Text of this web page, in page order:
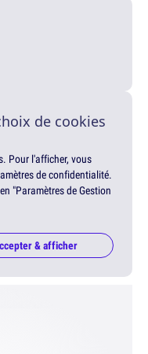
de cookies
Pour l'afficher, vous
de confidentialité.
"Paramètres de Gestion
& afficher